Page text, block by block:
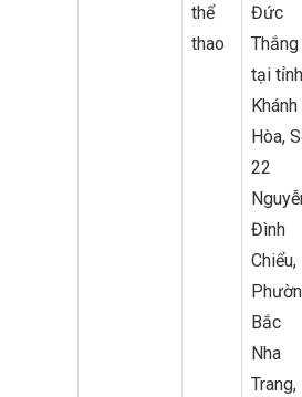
thể
thao
Đức
Thắng
tại tỉnh
Khánh
Hòa,
22
Đình
Chiểu,
Bắc
Nha
Trang,